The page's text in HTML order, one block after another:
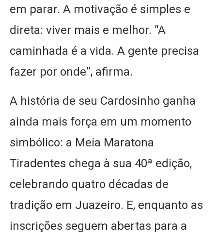
em parar. A motivação é simples e
direta: viver mais e melhor. “A
caminhada é a vida. A gente precisa
fazer por onde”, afirma.
A história de seu Cardosinho ganha
ainda mais força em um momento
simbólico: a Meia Maratona
Tiradentes chega à sua 40ª edição,
celebrando quatro décadas de
tradição em Juazeiro. E, enquanto as
inscrições seguem abertas para a